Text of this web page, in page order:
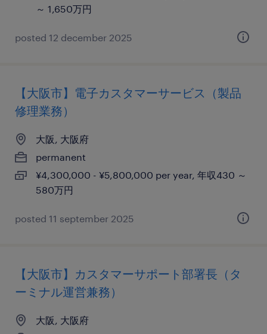
～ 1,650万円
posted 12 december 2025
【大阪市】電子カスタマーサービス（製品
修理業務）
大阪, 大阪府
permanent
¥4,300,000 - ¥5,800,000 per year, 年収430 ～
580万円
posted 11 september 2025
【大阪市】カスタマーサポート部署長（タ
ーミナル運営兼務）
大阪, 大阪府